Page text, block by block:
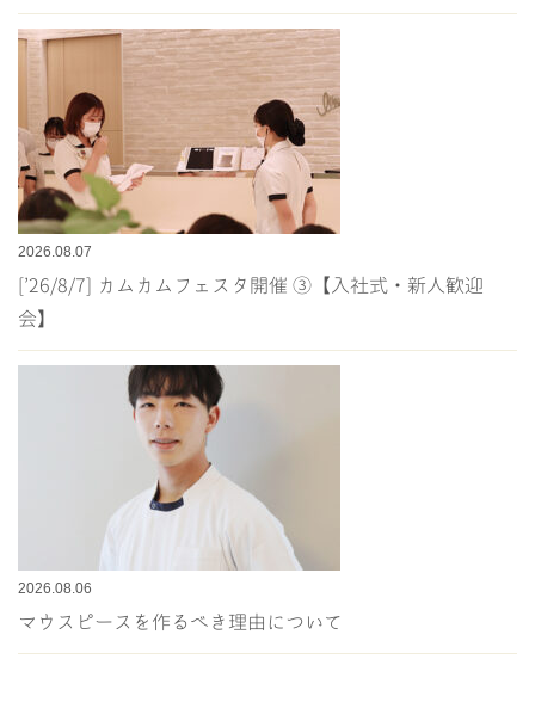
2026.08.07
[’26/8/7] カムカムフェスタ開催 ③【入社式・新人歓迎
会】
2026.08.06
マウスピースを作るべき理由について